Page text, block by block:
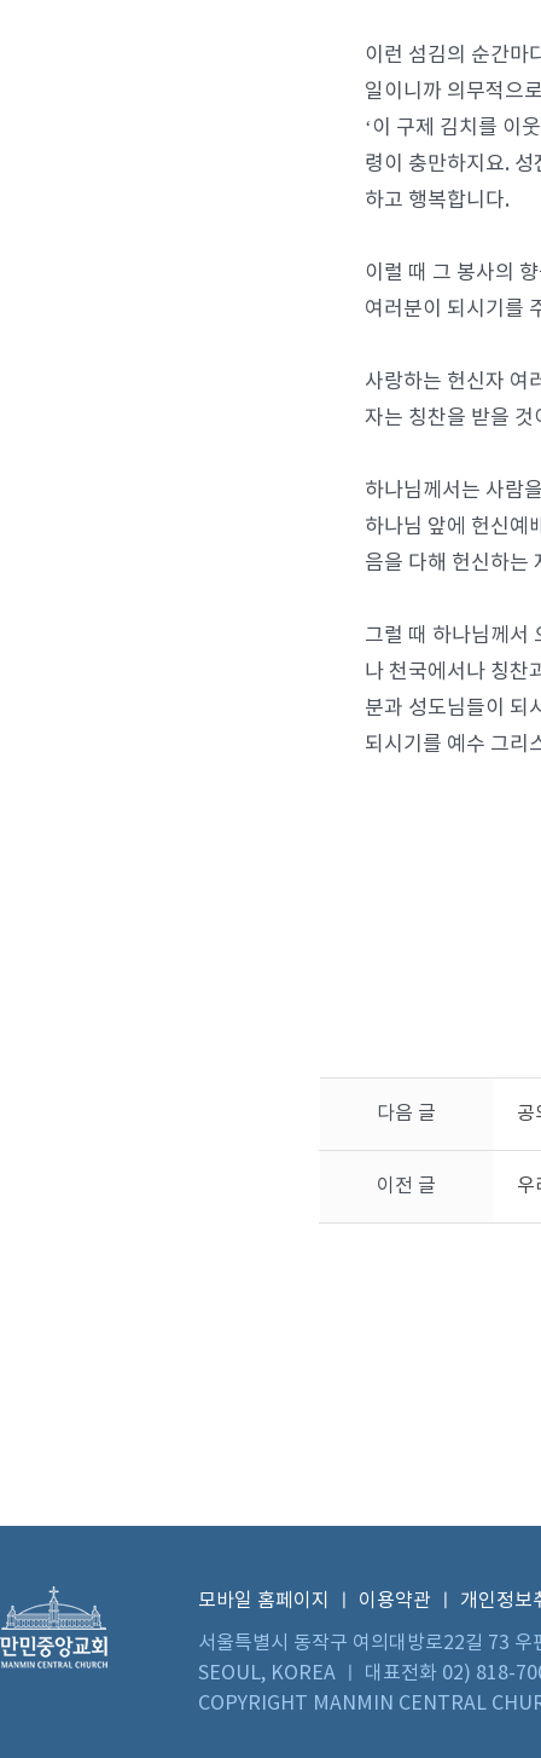
이런 섬김의 순간마
일이니까 의무적으
‘이 구제 김치를 이
령이 충만하지요.
하고 행복합니다.
이럴 때 그 봉사의
여러분이 되시기를
사랑하는 헌신자 여
자는 칭찬을 받을
하나님께서는 사람
하나님 앞에 헌신예
음을 다해 헌신하는
그럴 때 하나님께서
나 천국에서나 칭찬
분과 성도님들이 되
되시기를 예수 그리
다음 글 공
이전 글 우
모바일 홈페이지 이용약관
개인정보
서울특별시 동작구 여의대방로22길 73
SEOUL, KOREA ㅣ 대표전화 02) 818-
COPYRIGHT MANMIN CENTRAL